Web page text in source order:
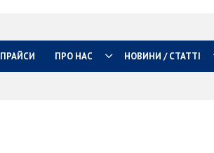
ПРАЙСИ ПРО НАС НОВИНИ / СТАТТІ